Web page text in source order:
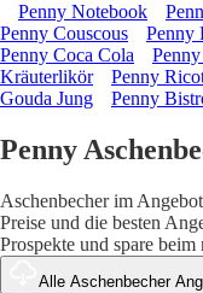
Penny Notebook
Penny Couscous
Penny
Penny Coca Cola
Kräuterlikör
Penny
Gouda Jung
Penny
Penny
Aschenbecher im
Preise und die besten
Prospekte und spare
Alle Aschenbecher